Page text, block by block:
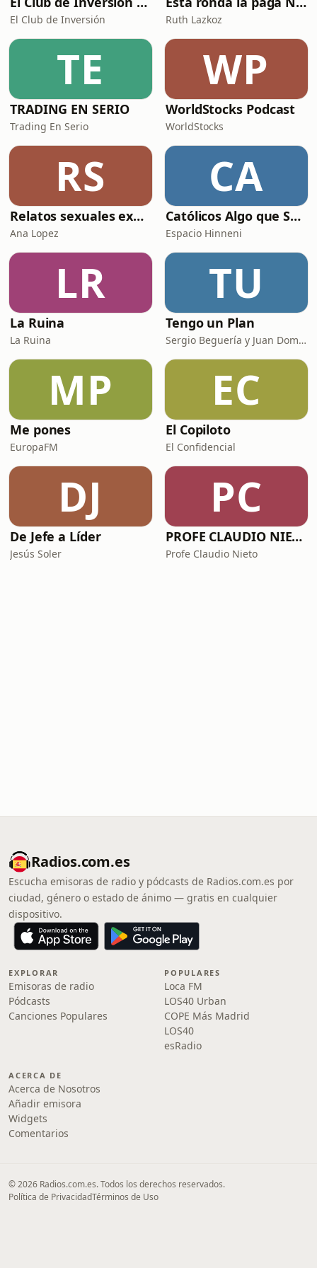
El Club de Inversión Ruth Lazkoz
TE
TRADING EN SERIO
Trading En Serio
WP
WorldStocks Podcast
WorldStocks
RS
Relatos sexuales explícitos
Ana Lopez
CA
Católicos Algo que Saber
Espacio Hinneni
LR
La Ruina
La Ruina
TU
Tengo un Plan
Sergio Beguería y Juan Domínguez
MP
Me pones
EuropaFM
EC
El Copiloto
El Confidencial
DJ
De Jefe a Líder
Jesús Soler
PC
PROFE CLAUDIO NIETO
Profe Claudio Nieto
Radios.com.es
Escucha emisoras de radio y pódcasts de Radios.com.es por
ciudad, género o estado de ánimo — gratis en cualquier
dispositivo.
EXPLORAR
Emisoras de radio
Pódcasts
Canciones Populares
POPULARES
Loca FM
LOS40 Urban
COPE Más Madrid
LOS40
esRadio
ACERCA DE
Acerca de Nosotros
Añadir emisora
Widgets
Comentarios
© 2026 Radios.com.es. Todos los derechos reservados.
Política de PrivacidadTérminos de Uso